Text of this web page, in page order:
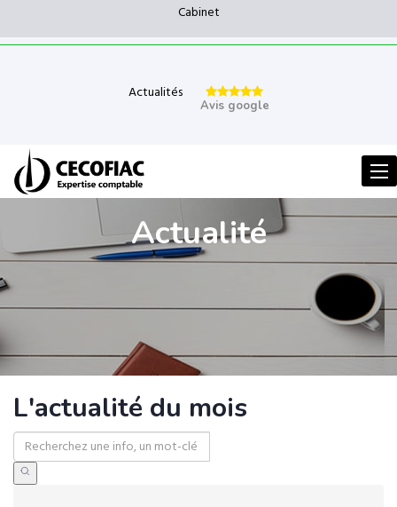
Cabinet
Actualités
Avis google
Actualité
L'actualité du mois